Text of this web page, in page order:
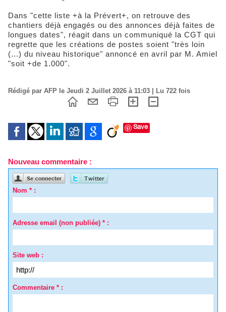
Dans "cette liste +à la Prévert+, on retrouve des
chantiers déjà engagés ou des annonces déjà faites de
longues dates", réagit dans un communiqué la CGT qui
regrette que les créations de postes soient "très loin
(...) du niveau historique" annoncé en avril par M. Amiel
"soit +de 1.000".
Rédigé par AFP le Jeudi 2 Juillet 2026 à 11:03 | Lu 722 fois
Save
Nouveau commentaire :
Nom * :
Adresse email (non publiée) * :
Site web :
Commentaire * :